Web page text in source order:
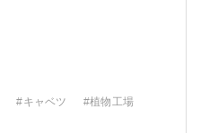
#キャベツ
#植物工場